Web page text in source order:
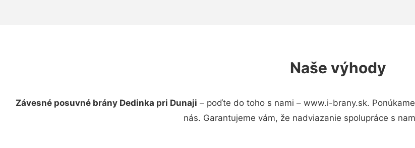
Naše výhody
Závesné posuvné brány Dedinka pri Dunaji – poďte do toho s nami – www.i-brany.sk.
nás. Garantujeme vám, že nadviazanie spolupráce s